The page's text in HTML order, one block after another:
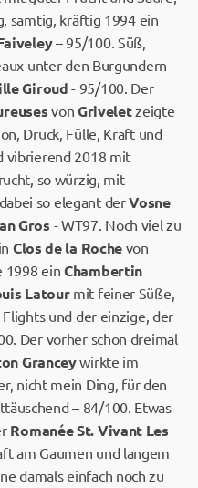
samtig, kräftig 1994 ein
– 95/100. Süß,
unter den Burgundern
Giroud - 95/100. Der
von Griveletzeigte
Druck, Fülle, Kraft und
vibrierend 2018 mit
so würzig, mit
so elegant derVosne
Gros - WT97. Noch viel zu
Clos de la Roche von
1998 ein Chambertin
Latour mit feiner Süße,
und der einzige, der
Der vorher schon dreimal
Granceywirkte im
nicht mein Ding, für den
– 84/100. Etwas
Romanée St. Vivant Les
am Gaumen und langem
damals einfach noch zu